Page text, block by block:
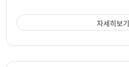
자세히보기